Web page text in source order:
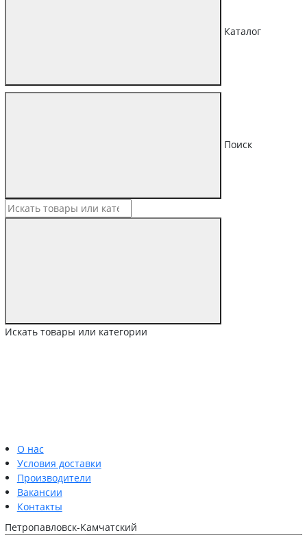
Каталог
Поиск
Искать товары или категории
О нас
Условия доставки
Производители
Вакансии
Контакты
Петропавловск-Камчатский